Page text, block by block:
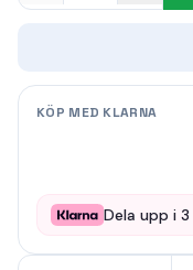
KÖP MED KLARNA
Dela upp i 3